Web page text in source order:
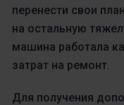
перенести свои
на остальную
машина работала
затрат на ремонт.
Для получения